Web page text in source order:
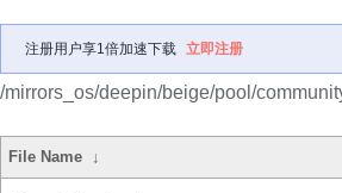
注册用户享1倍加速下载 立即注册
/mirrors_os/deepin/beige/pool/
File Name ↓